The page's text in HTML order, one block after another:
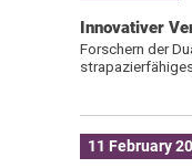
Innovativer
Forschern der
11 February